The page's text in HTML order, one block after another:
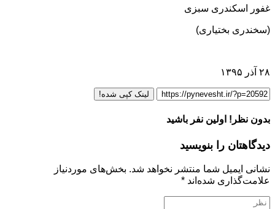
غفور اسکندری سبزی
(سخندری بختیاری)
۲۸ آذر ۱۳۹۵
لینک کپی شده!
بدون نظر! اولین نفر باشید
دیدگاهتان را بنویسید
نشانی ایمیل شما منتشر نخواهد شد. بخش‌های موردنیاز
علامت‌گذاری شده‌اند *